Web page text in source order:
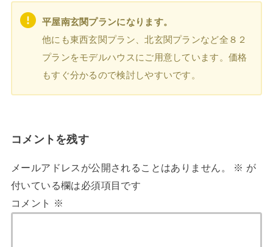
平屋南玄関プランになります。
他にも東西玄関プラン、北玄関プランなど全８２
プランをモデルハウスにご用意しています。価格
もすぐ分かるので検討しやすいです。
コメントを残す
メールアドレスが公開されることはありません。 ※ が
付いている欄は必須項目です
コメント
※